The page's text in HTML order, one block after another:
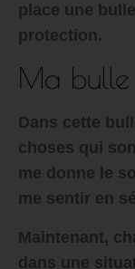
place une
protection.
Ma bulle
Dans cette
choses qui
me donne le
me sentir en
Maintenant,
dans une